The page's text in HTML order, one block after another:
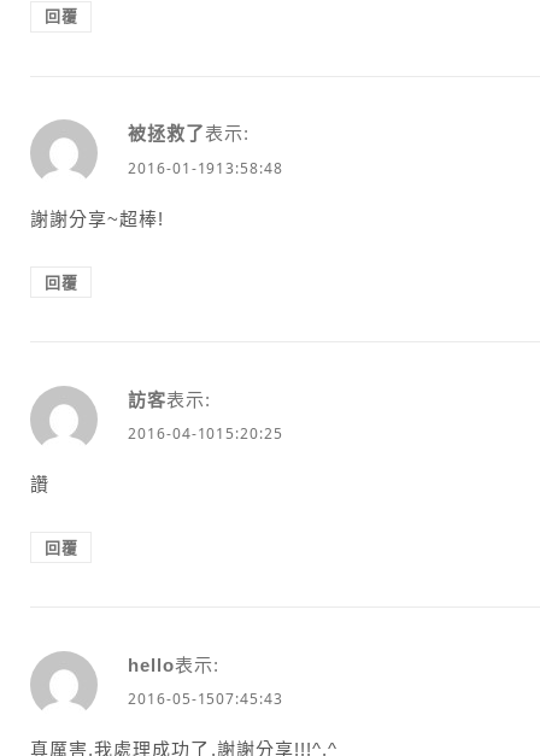
回覆
被拯救了表示:
2016-01-1913:58:48
謝謝分享~超棒!
回覆
訪客表示:
2016-04-1015:20:25
讚
回覆
hello表示:
2016-05-1507:45:43
真厲害,我處理成功了,謝謝分享!!!^.^